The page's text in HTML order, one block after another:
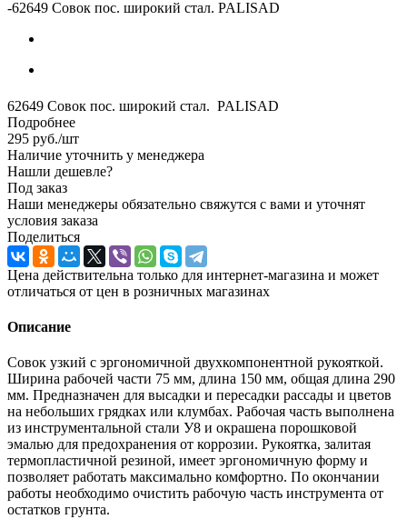
-62649 Совок пос. широкий стал. PALISAD
62649 Совок пос. широкий стал. PALISAD
Подробнее
295 руб./шт
Наличие уточнить у менеджера
Нашли дешевле?
Под заказ
Наши менеджеры обязательно свяжутся с вами и уточнят
условия заказа
Поделиться
Цена действительна только для интернет-магазина и может
отличаться от цен в розничных магазинах
Описание
Совок узкий с эргономичной двухкомпонентной рукояткой.
Ширина рабочей части 75 мм, длина 150 мм, общая длина 290
мм. Предназначен для высадки и пересадки рассады и цветов
на небольших грядках или клумбах. Рабочая часть выполнена
из инструментальной стали У8 и окрашена порошковой
эмалью для предохранения от коррозии. Рукоятка, залитая
термопластичной резиной, имеет эргономичную форму и
позволяет работать максимально комфортно. По окончании
работы необходимо очистить рабочую часть инструмента от
остатков грунта.